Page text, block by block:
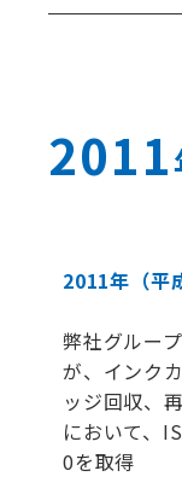
2011
2011年 （平
弊社グルー
が、インク
ッジ回収、
において、
0を取得